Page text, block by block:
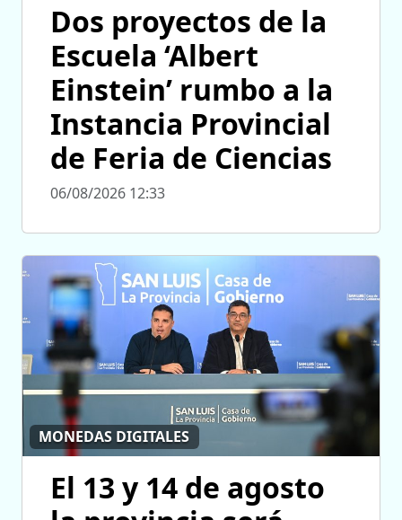
Dos proyectos de la
Escuela ‘Albert
Einstein’ rumbo a la
Instancia Provincial
de Feria de Ciencias
06/08/2026 12:33
MONEDAS DIGITALES
El 13 y 14 de agosto